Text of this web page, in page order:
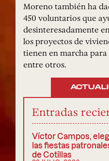
Moreno también ha
450 voluntarios que
desinteresadamente
los proyectos de
tienen en marcha
entre otros.
Entradas
Víctor Campos,
las fiestas
de Cotillas